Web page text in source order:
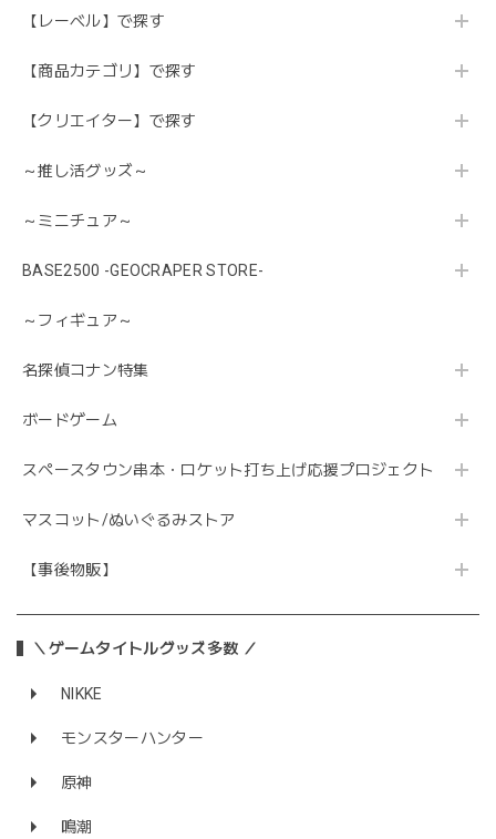
【レーベル】で探す
【商品カテゴリ】で探す
【クリエイター】で探す
～推し活グッズ～
～ミニチュア～
BASE2500 -GEOCRAPER STORE-
～フィギュア～
名探偵コナン特集
ボードゲーム
スペースタウン串本・ロケット打ち上げ応援プロジェクト
マスコット/ぬいぐるみストア
【事後物販】
＼ゲームタイトルグッズ多数 ／
NIKKE
モンスターハンター
原神
鳴潮